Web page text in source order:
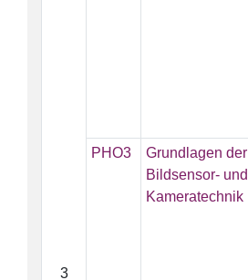
3
PHO3
Grundlagen der
Bildsensor- und
Kameratechnik